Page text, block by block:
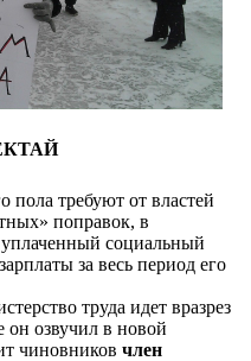
пола требуют от властей
поправок, в
социальный
за весь период его
труда идет вразрез
он озвучил в новой
чиновников член